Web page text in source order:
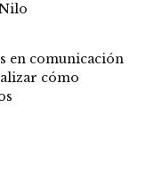
en comunicación
cómo